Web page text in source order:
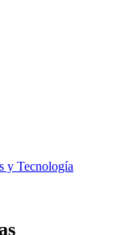
y Tecnología